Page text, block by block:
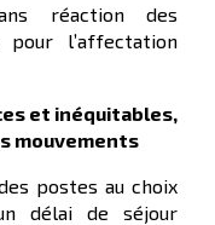
réaction des
l’affectation
et inéquitables,
mouvements
postes au choix
délai de séjour